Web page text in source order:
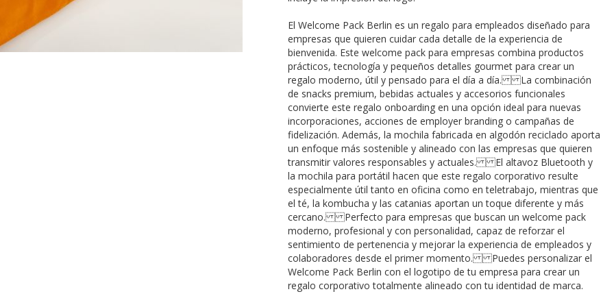
El Welcome Pack Berlin es un regalo para empleados diseñado para
empresas que quieren cuidar cada detalle de la experiencia de
bienvenida. Este welcome pack para empresas combina productos
prácticos, tecnología y pequeños detalles gourmet para crear un
regalo moderno, útil y pensado para el día a día. La combinación
de snacks premium, bebidas actuales y accesorios funcionales
convierte este regalo onboarding en una opción ideal para nuevas
incorporaciones, acciones de employer branding o campañas de
fidelización. Además, la mochila fabricada en algodón reciclado aporta
un enfoque más sostenible y alineado con las empresas que quieren
transmitir valores responsables y actuales. El altavoz Bluetooth y
la mochila para portátil hacen que este regalo corporativo resulte
especialmente útil tanto en oficina como en teletrabajo, mientras que
el té, la kombucha y las catanias aportan un toque diferente y más
cercano. Perfecto para empresas que buscan un welcome pack
moderno, profesional y con personalidad, capaz de reforzar el
sentimiento de pertenencia y mejorar la experiencia de empleados y
colaboradores desde el primer momento. Puedes personalizar el
Welcome Pack Berlin con el logotipo de tu empresa para crear un
regalo corporativo totalmente alineado con tu identidad de marca.